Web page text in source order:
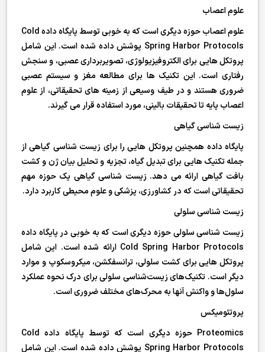
علوم اعصاب
علوم اعصاب حوزه دیگری است که به خوبی توسط پایگاه داده Cold
Spring Harbor Protocols پوشش داده شده است. این شامل
پروتکل هایی برای الکتروفیزیولوژی، تصویربرداری عصبی، و سنجش
رفتاری است. این تکنیک ها برای مطالعه مغز و سیستم عصبی
ضروری هستند و در طیف وسیعی از زمینه های تحقیقاتی، از علوم
اعصاب پایه تا تحقیقات بالینی، مورد استفاده قرار می گیرند.
زیست شناسی گیاهی
پایگاه داده همچنین پروتکل هایی را برای زیست شناسی گیاهی از
جمله تکنیک هایی برای تبدیل گیاه، تجزیه و تحلیل بیان ژن و کشت
بافت گیاهی ارائه می دهد. زیست شناسی گیاهی یک حوزه مهم
تحقیقاتی است که در کشاورزی، پزشکی و علوم محیطی کاربرد دارد.
زیست شناسی سلولی
زیست شناسی سلولی حوزه دیگری است که به خوبی در پایگاه داده
Cold Spring Harbor Protocols ارائه شده است. این شامل
پروتکل هایی برای کشت سلولی، ترانسفکشن، میکروسکوپ و موارد
دیگر است. تکنیک‌های زیست‌شناسی سلولی برای درک نحوه عملکرد
سلول‌ها و واکنش آنها به محرک‌های مختلف ضروری است.
پروتئومیکس
Proteomics حوزه دیگری است که توسط پایگاه داده Cold
Spring Harbor Protocols پوشش داده شده است. این شامل